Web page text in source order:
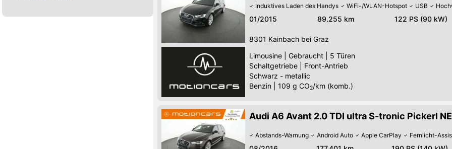
Induktives Laden des Handys WiFi-/WLAN-Hotspot USB
01/2015 89.255 km 122 PS (90 kW)
8301 Kainbach bei Graz
Limousine
Gebraucht
5 Türen
Schaltgetriebe
Front-Antrieb
Schwarz - metallic
Benzin
109 g CO2/km (komb.)
Audi A6 Avant 2.0 TDI ultra S-tronic Pickerl
Abstands-Warnung Android Auto Apple CarPlay Fernlicht-